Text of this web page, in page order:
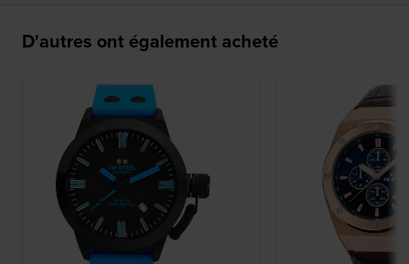
D'autres ont également acheté